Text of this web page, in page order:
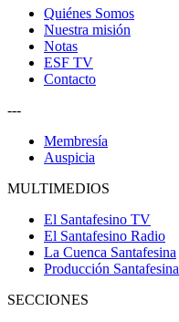
Quiénes Somos
Nuestra misión
Notas
ESF TV
Contacto
---
Membresía
Auspicia
MULTIMEDIOS
El Santafesino TV
El Santafesino Radio
La Cuenca Santafesina
Producción Santafesina
SECCIONES